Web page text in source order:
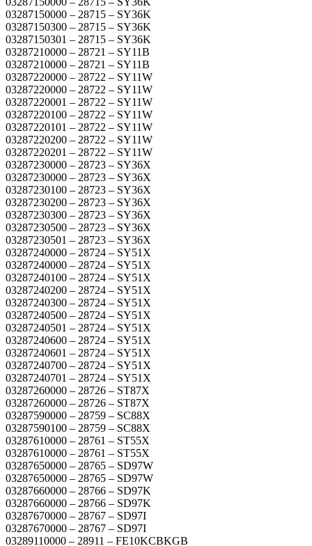
03287150000 – 28715 – SY36K
03287150300 – 28715 – SY36K
03287150301 – 28715 – SY36K
03287210000 – 28721 – SY11B
03287210000 – 28721 – SY11B
03287220000 – 28722 – SY11W
03287220000 – 28722 – SY11W
03287220001 – 28722 – SY11W
03287220100 – 28722 – SY11W
03287220101 – 28722 – SY11W
03287220200 – 28722 – SY11W
03287220201 – 28722 – SY11W
03287230000 – 28723 – SY36X
03287230000 – 28723 – SY36X
03287230100 – 28723 – SY36X
03287230200 – 28723 – SY36X
03287230300 – 28723 – SY36X
03287230500 – 28723 – SY36X
03287230501 – 28723 – SY36X
03287240000 – 28724 – SY51X
03287240000 – 28724 – SY51X
03287240100 – 28724 – SY51X
03287240200 – 28724 – SY51X
03287240300 – 28724 – SY51X
03287240500 – 28724 – SY51X
03287240501 – 28724 – SY51X
03287240600 – 28724 – SY51X
03287240601 – 28724 – SY51X
03287240700 – 28724 – SY51X
03287240701 – 28724 – SY51X
03287260000 – 28726 – ST87X
03287260000 – 28726 – ST87X
03287590000 – 28759 – SC88X
03287590100 – 28759 – SC88X
03287610000 – 28761 – ST55X
03287610000 – 28761 – ST55X
03287650000 – 28765 – SD97W
03287650000 – 28765 – SD97W
03287660000 – 28766 – SD97K
03287660000 – 28766 – SD97K
03287670000 – 28767 – SD97I
03287670000 – 28767 – SD97I
03289110000 – 28911 – FE10KCBKGB